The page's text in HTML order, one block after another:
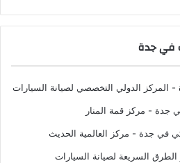
في جدة
- المركز الدولي التخصصي لصيانة السيارات
جدة - مركز قمة المنار
في جدة - مركز العالمية الحديث
السريعة لصيانة السيارات